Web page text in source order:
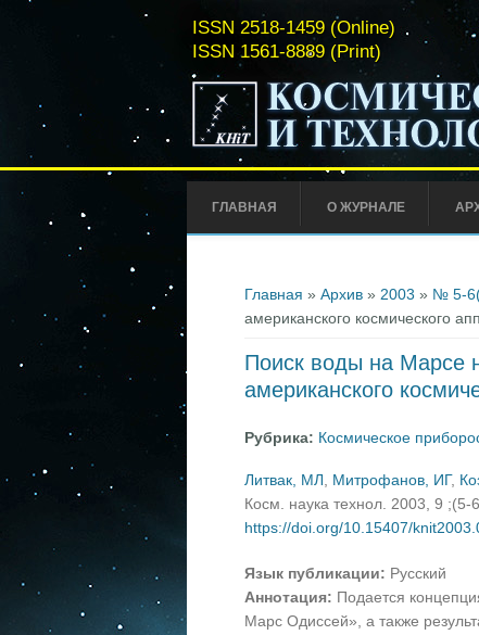
ISSN 2518-1459 (Online)
ISSN 1561-8889 (Print)
ГЛАВНАЯ О ЖУРНАЛЕ
Главная » Архив» 2003 » № 5-
американского космического
Поиск воды на Марсе
американского
Рубрика: Космическое
Литвак, МЛ, Митрофанов, ИГ,
Косм. наука технол. 2003, 9 ;(5-
https://doi.org/10.15407/
Язык публикации: Русский
Аннотация: Подается
Марс Одиссей», а также